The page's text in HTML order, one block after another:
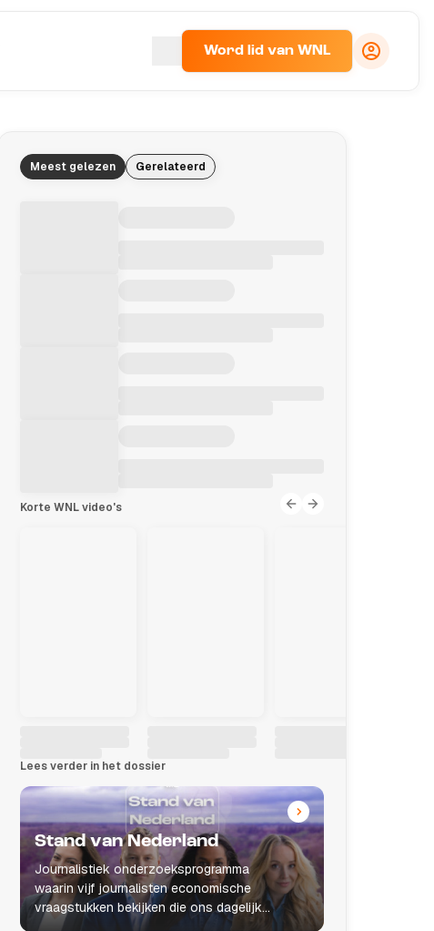
Word lid van WNL
Meest gelezen Gerelateerd
Korte WNL video's
Lees verder in het dossier
Stand van Nederland
Journalistiek onderzoeksprogramma
waarin vijf journalisten economische
vraagstukken bekijken die ons dagelijks
leven raken.